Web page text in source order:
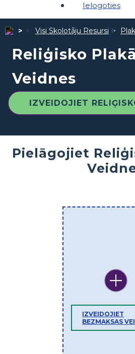
Ielogoties
Visi Skolotāju Resursi
Reliģisko
Veidnes
IZVEIDOJIET
Pielāgojiet
IZVEIDOJIET
BEZMAKSAS